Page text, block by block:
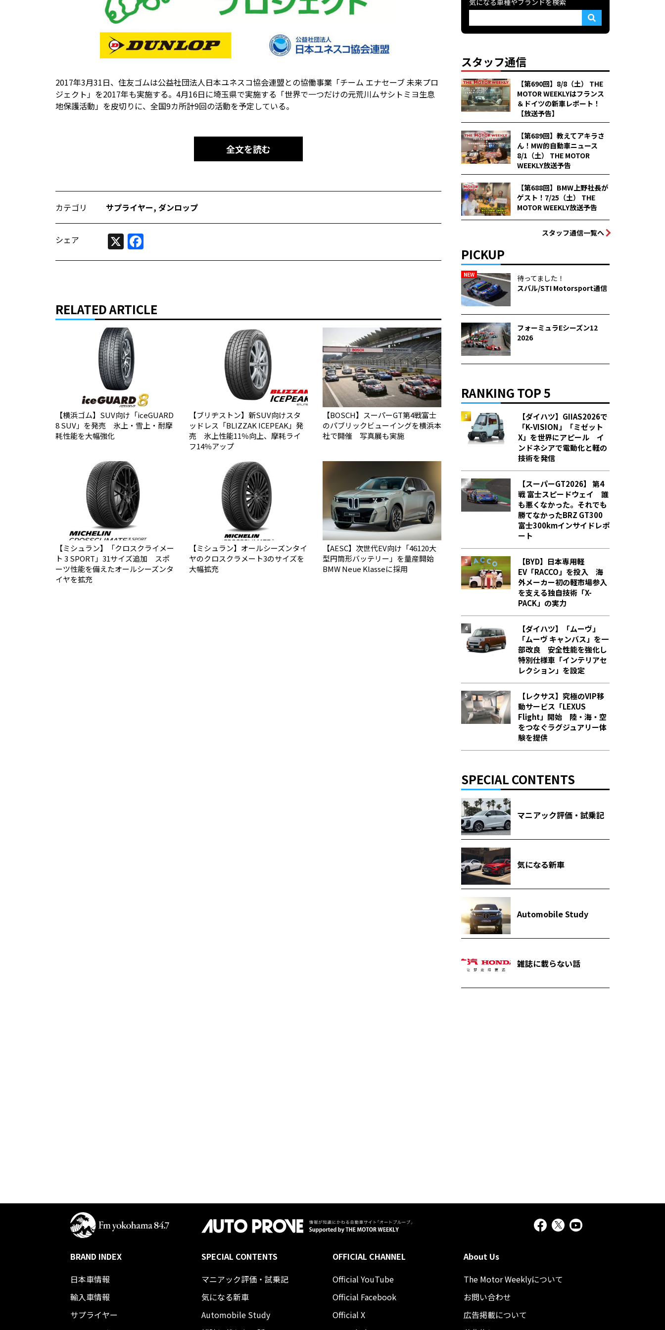
2017年3月31日、住友ゴムは公益社団法人日本ユネスコ協会連盟との協働事業「チーム エナセーブ 未来プロ
ジェクト」を2017年も実施する。4月16日に埼玉県で実施する「世界で一つだけの元荒川ムサシトミヨ生息
地保護活動」を皮切りに、全国9カ所計9回の活動を予定している。
全文を読む
カテゴリ サプライヤー, ダンロップ
シェア X
RELATED ARTICLE
【横浜ゴム】SUV向け「iceGUARD
8 SUV」を発売 氷上・雪上・耐摩
耗性能を大幅強化
【ブリヂストン】新SUV向けスタ
ッドレス「BLIZZAK ICEPEAK」発
売 氷上性能11％向上、摩耗ライ
フ14％アップ
【BOSCH】スーパーGT第4戦富士
のパブリックビューイングを横浜本
社で開催 写真展も実施
【ミシュラン】「クロスクライメー
ト 3 SPORT」31サイズ追加 スポ
ーツ性能を備えたオールシーズンタ
イヤを拡充
【ミシュラン】オールシーズンタイ
ヤのクロスクラメート3のサイズを
大幅拡充
【AESC】次世代EV向け「46120大
型円筒形バッテリー」を量産開始
BMW Neue Klasseに採用
気になる車種やブランドを検索
スタッフ通信
【第690回】8/8（土） THE
MOTOR WEEKLYはフランス
＆ドイツの新車レポート！
【放送予告】
【第689回】教えてアキラさ
ん！MW的自動車ニュース
8/1（土） THE MOTOR
WEEKLY放送予告
【第688回】BMW上野社長が
ゲスト！7/25（土） THE
MOTOR WEEKLY放送予告
スタッフ通信一覧へ
PICKUP
NEW
待ってました！
スバル/STI Motorsport通信
フォーミュラEシーズン12
2026
RANKING TOP 5
【ダイハツ】GIIAS2026で
「K-VISION」「ミゼット
X」を世界にアピール イ
ンドネシアで電動化と軽の
技術を発信
【スーパーGT2026】 第4
戦 富士スピードウェイ 誰
も悪くなかった。それでも
勝てなかった――BRZ GT300
富士300kmインサイドレポ
ート
【BYD】日本専用軽
EV「RACCO」を投入 海
外メーカー初の軽市場参入
を支える独自技術「X-
PACK」の実力
【ダイハツ】「ムーヴ」
「ムーヴ キャンバス」を一
部改良 安全性能を強化し
特別仕様車「インテリアセ
レクション」を設定
【レクサス】究極のVIP移
動サービス「LEXUS
Flight」開始 陸・海・空
をつなぐラグジュアリー体
験を提供
SPECIAL CONTENTS
マニアック評価・試乗記
気になる新車
Automobile Study
雑誌に載らない話
BRAND INDEX
日本車情報​
輸入車情報
サプライヤー
SPECIAL CONTENTS
マニアック評価・試乗記
気になる新車
Automobile Study
OFFICIAL CHANNEL
Official YouTube
Official Facebook
Official X
About Us
The Motor Weeklyについて
お問い合わせ
広告掲載について